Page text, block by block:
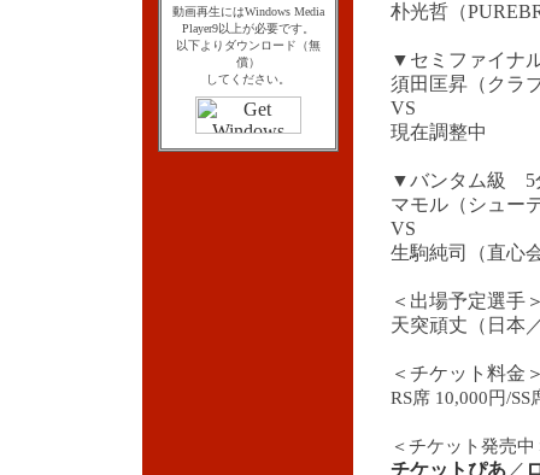
動画再生にはWindows Media
Player9以上が必要です。
以下よりダウンロード（無
償）
してください。
朴光哲（
▼セミファイナ
須田匡昇（クラ
VS
現在調整中
▼バンタム級 5
マモル（シュー
VS
生駒純司（直心
＜出場予定選手
天突頑丈（日本
＜チケット料金
RS席 10,000円/
＜チケット発売中
チケットぴあ／